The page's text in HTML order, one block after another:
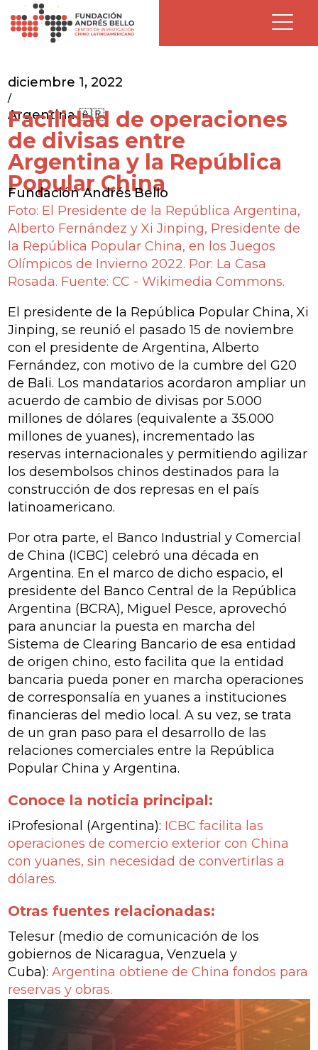
diciembre 1, 2022
/
Argentina 🇦🇷
Facilidad de operaciones
de divisas entre
Argentina y la República
Popular China
Fundación Andrés Bello
Foto: El Presidente de la República Argentina,
Alberto Fernández y Xi Jinping, Presidente de
la República Popular China, en los Juegos
Olímpicos de Invierno 2022. Por: La Casa
Rosada. Fuente: CC - Wikimedia Commons.
El presidente de la República Popular China, Xi
Jinping, se reunió el pasado 15 de noviembre
con el presidente de Argentina, Alberto
Fernández, con motivo de la cumbre del G20
de Bali. Los mandatarios acordaron ampliar un
acuerdo de cambio de divisas por 5.000
millones de dólares (equivalente a 35.000
millones de yuanes), incrementado las
reservas internacionales y permitiendo agilizar
los desembolsos chinos destinados para la
construcción de dos represas en el país
latinoamericano.
Por otra parte, el Banco Industrial y Comercial
de China (ICBC) celebró una década en
Argentina. En el marco de dicho espacio, el
presidente del Banco Central de la República
Argentina (BCRA), Miguel Pesce, aprovechó
para anunciar la puesta en marcha del
Sistema de Clearing Bancario de esa entidad
de origen chino, esto facilita que la entidad
bancaria pueda poner en marcha operaciones
de corresponsalía en yuanes a instituciones
financieras del medio local. A su vez, se trata
de un gran paso para el desarrollo de las
relaciones comerciales entre la República
Popular China y Argentina.
Conoce la noticia principal:
iProfesional (Argentina): ICBC facilita las
operaciones de comercio exterior con China
con yuanes, sin necesidad de convertirlas a
dólares.
Otras fuentes relacionadas:
Telesur (medio de comunicación de los
gobiernos de Nicaragua, Venzuela y
Cuba): Argentina obtiene de China fondos para
reservas y obras.